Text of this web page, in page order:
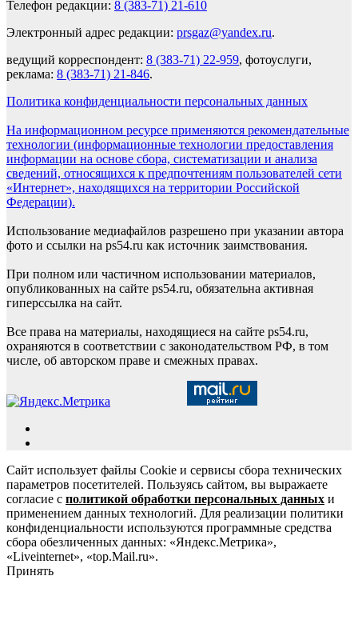
Телефон редакции: 8 (383-71) 21-610
Электронный адрес редакции: prsgaz@yandex.ru.
ведущий корреспондент: 8 (383-71) 22-959, фотоуслуги,
реклама: 8 (383-71) 21-846.
Политика конфиденциальности персональных данных
На информационном ресурсе применяются рекомендательные
технологии (информационные технологии предоставления
информации на основе сбора, систематизации и анализа
сведений, относящихся к предпочтениям пользователей сети
«Интернет», находящихся на территории Российской
Федерации).
Использование медиафайлов разрешено при указании автора
фото и ссылки на ps54.ru как источник заимствования.
При полном или частичном использовании материалов,
опубликованных на сайте ps54.ru, обязательна активная
гиперссылка на сайт.
Все права на материалы, находящиеся на сайте ps54.ru,
охраняются в соответствии с законодательством РФ, в том
числе, об авторском праве и смежных правах.
Сайт использует файлы Cookie и сервисы сбора технических
параметров посетителей. Пользуясь сайтом, вы выражаете
согласие с политикой обработки персональных данных и
применением данных технологий. Для реализации политики
конфиденциальности используются программные средства
сбора обезличенных данных: «Яндекс.Метрика»,
«Liveinternet», «top.Mail.ru».
Принять